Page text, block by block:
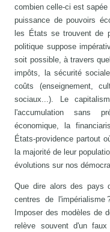
combien celle-ci est
puissance de pouvoirs
les États se trouvent de
politique suppose
soit possible, à travers
impôts, la sécurité
coûts (enseignement,
sociaux...). Le
l'accumulation sans
économique, la
États-providence partout
la majorité de leur
évolutions sur nos
Que dire alors des pays
centres de
Imposer des modèles de
relève souvent d'un